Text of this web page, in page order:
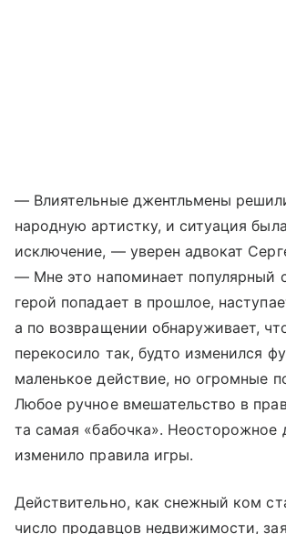
— Влиятельные джентльмены
народную артистку, и ситуация
исключение, — уверен адвокат
— Мне это напоминает популярный
герой попадает в прошлое,
а по возвращении обнаруживает,
перекосило так, будто изменился
маленькое действие, но огромные
Любое ручное вмешательство в
та самая «бабочка».
изменило правила игры.
Действительно, как снежный ком
число продавцов недвижимости,